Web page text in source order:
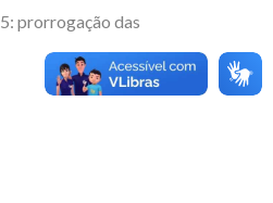
prorrogação das